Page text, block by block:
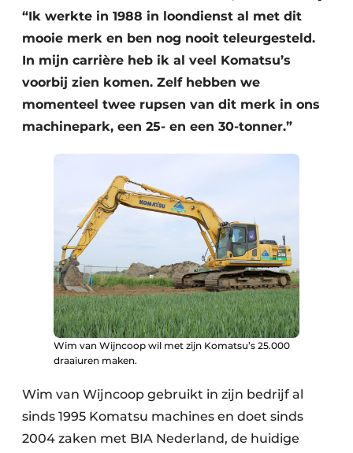
Sloop & Recycling
Bouwtransport
Machines & Materieel
“Ik werkte in 1988 in loondienst al met dit
mooie merk en ben nog nooit teleurgesteld.
In mijn carrière heb ik al veel Komatsu’s
voorbij zien komen. Zelf hebben we
momenteel twee rupsen van dit merk in ons
machinepark, een 25- en een 30-tonner.”
Wim van Wijncoop wil met zijn Komatsu’s 25.000
draaiuren maken.
Wim van Wijncoop gebruikt in zijn bedrijf al
sinds 1995 Komatsu machines en doet sinds
2004 zaken met BIA Nederland, de huidige